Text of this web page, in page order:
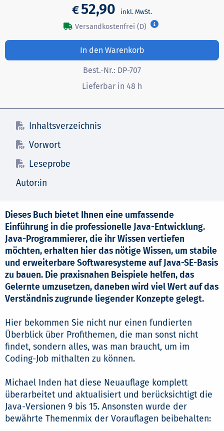
€52,90
Versandkostenfrei (D)
In den Warenkorb
Best.-Nr.: DP-707
Lieferbar in 48 h
Inhaltsverzeichnis
Vorwort
Leseprobe
Autor:in
Dieses Buch bietet Ihnen eine umfassende
Einführung in die professionelle Java-Entwicklung.
Java-Programmierer, die ihr Wissen vertiefen
möchten, erhalten hier das nötige Wissen, um stabile
und erweiterbare Softwaresysteme auf Java-SE-Basis
zu bauen. Die praxisnahen Beispiele helfen, das
Gelernte umzusetzen, daneben wird viel Wert auf das
Verständnis zugrunde liegender Konzepte gelegt.
Hier bekommen Sie nicht nur einen fundierten
Überblick über Profithemen, die man sonst nicht
findet, sondern alles, was man braucht, um im
Coding-Job mithalten zu können.
Michael Inden hat diese Neuauflage komplett
überarbeitet und aktualisiert und berücksichtigt die
Java-Versionen 9 bis 15. Ansonsten wurde der
bewährte Themenmix der Vorauflagen beibehalten: